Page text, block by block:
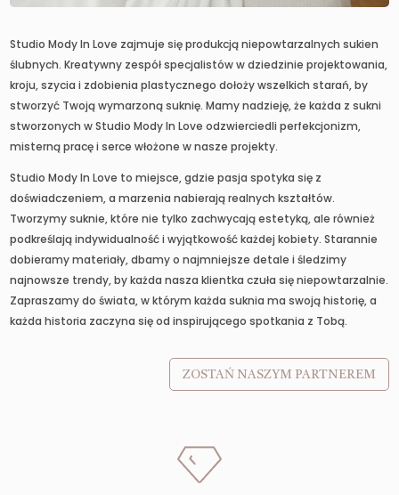
Studio Mody In Love zajmuje się produkcją niepowtarzalnych sukien
ślubnych. Kreatywny zespół specjalistów w dziedzinie projektowania,
kroju, szycia i zdobienia plastycznego dołoży wszelkich starań, by
stworzyć Twoją wymarzoną suknię. Mamy nadzieję, że każda z sukni
stworzonych w Studio Mody In Love odzwierciedli perfekcjonizm,
misterną pracę i serce włożone w nasze projekty.
Studio Mody In Love to miejsce, gdzie pasja spotyka się z
doświadczeniem, a marzenia nabierają realnych kształtów.
Tworzymy suknie, które nie tylko zachwycają estetyką, ale również
podkreślają indywidualność i wyjątkowość każdej kobiety. Starannie
dobieramy materiały, dbamy o najmniejsze detale i śledzimy
najnowsze trendy, by każda nasza klientka czuła się niepowtarzalnie.
Zapraszamy do świata, w którym każda suknia ma swoją historię, a
każda historia zaczyna się od inspirującego spotkania z Tobą.
ZOSTAŃ NASZYM PARTNEREM